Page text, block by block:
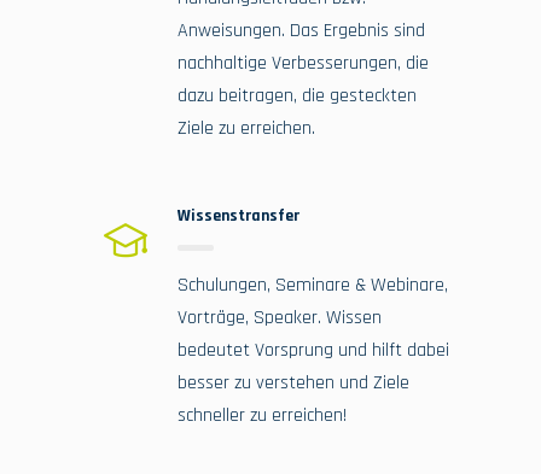
Anweisungen. Das Ergebnis sind
nachhaltige Verbesserungen, die
dazu beitragen, die gesteckten
Ziele zu erreichen.
Wissenstransfer
Schulungen, Seminare & Webinare,
Vorträge, Speaker. Wissen
bedeutet Vorsprung und hilft dabei
besser zu verstehen und Ziele
schneller zu erreichen!